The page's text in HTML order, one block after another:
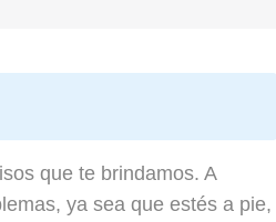
que te brindamos. A
ya sea que estés a pie,